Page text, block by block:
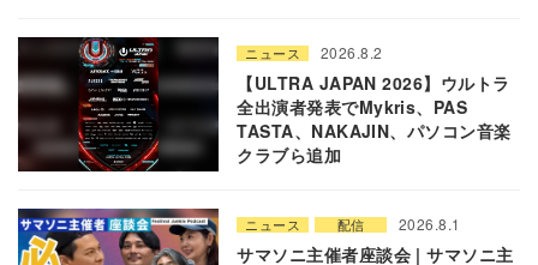
ニュース 2026.8.2
【ULTRA JAPAN 2026】ウルトラ
全出演者発表でMykris、PAS
TASTA、NAKAJIN、パソコン音楽
クラブら追加
ニュース 配信 2026.8.1
サマソニ主催者座談会 | サマソニ主